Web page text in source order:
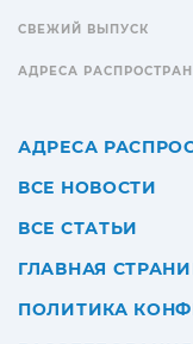
СВЕЖИЙ ВЫПУСК
АДРЕСА
АДРЕСА
ВСЕ НОВОСТИ
ВСЕ СТАТЬИ
ГЛАВНАЯ
ПОЛИТИКА